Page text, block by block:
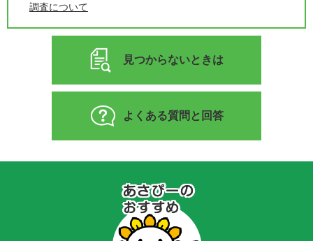
調査について
見つからないときは
よくある質問と回答
の